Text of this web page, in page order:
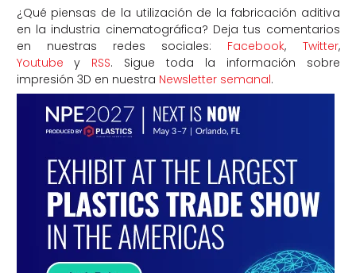
¿Qué piensas de la utilización de la fabricación aditiva
en la industria cinematográfica? Deja tus comentarios
en nuestras redes sociales: Facebook, Twitter,
Youtube y RSS. Sigue toda la información sobre
impresión 3D en nuestra Newsletter semanal.